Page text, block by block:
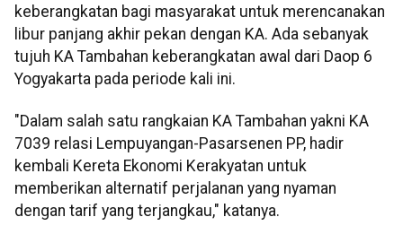
keberangkatan bagi masyarakat untuk merencanakan
libur panjang akhir pekan dengan KA. Ada sebanyak
tujuh KA Tambahan keberangkatan awal dari Daop 6
Yogyakarta pada periode kali ini.
"Dalam salah satu rangkaian KA Tambahan yakni KA
7039 relasi Lempuyangan-Pasarsenen PP, hadir
kembali Kereta Ekonomi Kerakyatan untuk
memberikan alternatif perjalanan yang nyaman
dengan tarif yang terjangkau," katanya.